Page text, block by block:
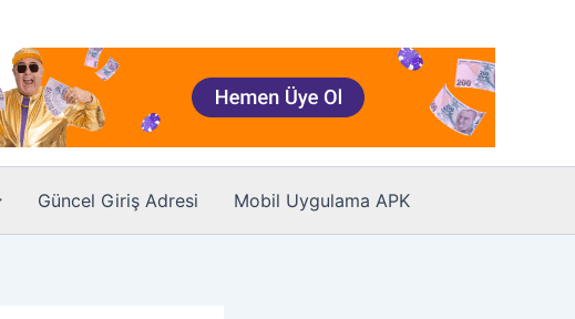
Güncel Giriş Adresi Mobil Uygulama APK